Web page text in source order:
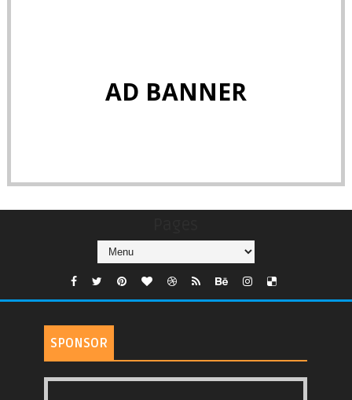
AD BANNER
SPONSOR